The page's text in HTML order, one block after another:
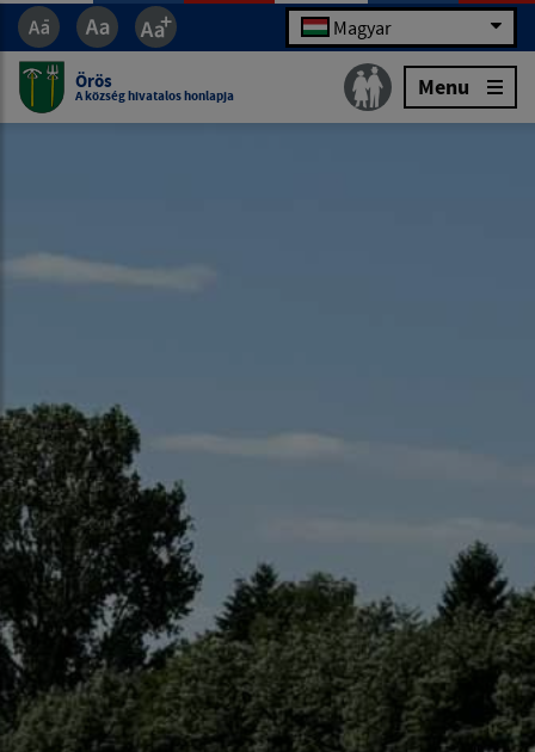
Magyar
Örös
A község hivatalos honlapja Menu